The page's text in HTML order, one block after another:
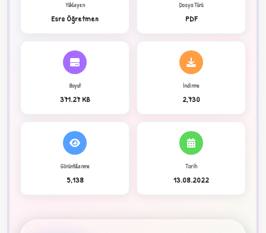
Yükleyen
Esra Öğretmen
Dosya Türü
PDF
Boyut
371.27 KB
İndirme
2,730
Görüntülenme
5,138
Tarih
13.08.2022